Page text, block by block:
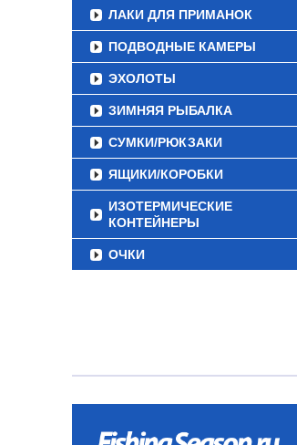
ЛАКИ ДЛЯ ПРИМАНОК
ПОДВОДНЫЕ КАМЕРЫ
ЭХОЛОТЫ
ЗИМНЯЯ РЫБАЛКА
СУМКИ/РЮКЗАКИ
ЯЩИКИ/КОРОБКИ
ИЗОТЕРМИЧЕСКИЕ
КОНТЕЙНЕРЫ
ОЧКИ